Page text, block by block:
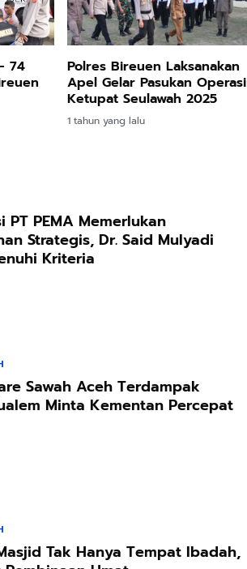
74
Polres Bireuen Laksanakan
Apel Gelar Pasukan Operasi
Ketupat Seulawah 2025
1 tahun yang lalu
PT PEMA Memerlukan
Strategis, Dr. Said Mulyadi
Kriteria
Sawah Aceh Terdampak
Minta Kementan Percepat
Tak Hanya Tempat Ibadah,